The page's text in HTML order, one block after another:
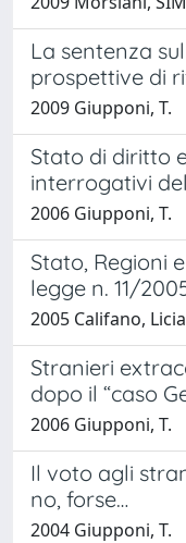
La sentenza
prospettive di
2009 Giupponi, T.
Stato di diritto
interrogativi
2006 Giupponi, T.
Stato, Regioni
legge n. 11/
2005 Califano, Licia
Stranieri
dopo il “caso
2006 Giupponi, T.
Il voto agli
no, forse…
2004 Giupponi, T.